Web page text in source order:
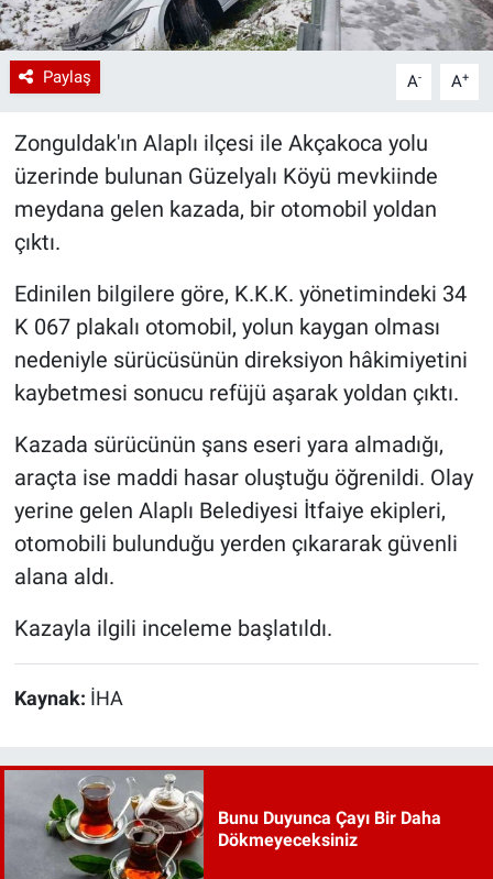
Paylaş A- A+
Zonguldak'ın Alaplı ilçesi ile Akçakoca yolu
üzerinde bulunan Güzelyalı Köyü mevkiinde
meydana gelen kazada, bir otomobil yoldan
çıktı.
Edinilen bilgilere göre, K.K.K. yönetimindeki 34
K 067 plakalı otomobil, yolun kaygan olması
nedeniyle sürücüsünün direksiyon hâkimiyetini
kaybetmesi sonucu refüjü aşarak yoldan çıktı.
Kazada sürücünün şans eseri yara almadığı,
araçta ise maddi hasar oluştuğu öğrenildi. Olay
yerine gelen Alaplı Belediyesi İtfaiye ekipleri,
otomobili bulunduğu yerden çıkararak güvenli
alana aldı.
Kazayla ilgili inceleme başlatıldı.
Kaynak: İHA
Bunu Duyunca Çayı Bir Daha
Dökmeyeceksiniz